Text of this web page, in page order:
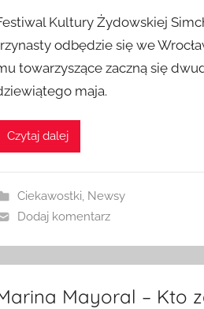
Kultury Żydowskiej
odbędzie się we
towarzyszące zaczną się
maja.
Czytaj dalej
Ciekawostki Newsy
Dodaj komentarz
Mayoral – Kto